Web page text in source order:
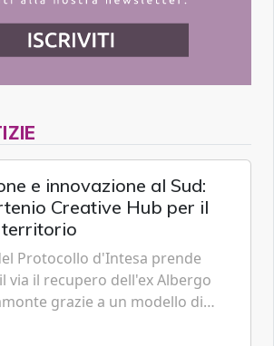
e innovazione al Sud:
Creative Hub per il
Protocollo d'Intesa prende
via il recupero dell'ex Albergo
grazie a un modello di
privato e a una rete di